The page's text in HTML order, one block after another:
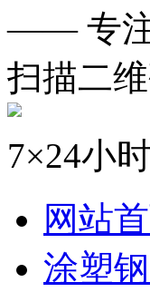
—— 专
扫描二
7×24小
网站
涂塑